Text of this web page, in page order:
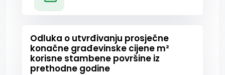
Odluka o utvrđivanju prosječne
konačne građevinske cijene m²
korisne stambene površine iz
prethodne godine